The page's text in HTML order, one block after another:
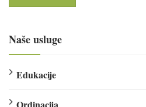
Naše usluge
Edukacije